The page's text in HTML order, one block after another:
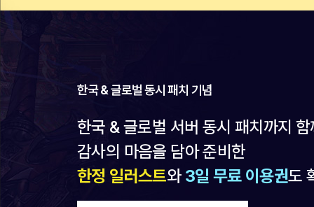
한국 & 글로벌 동시 패치 기념
한국 & 글로벌 서버 동시 패치까지
감사의 마음을 담아 준비한
한정 일러스트와 3일 무료 이용권도